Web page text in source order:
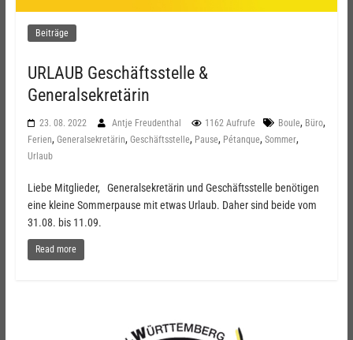
Beiträge
URLAUB Geschäftsstelle &
Generalsekretärin
23. 08. 2022 Antje Freudenthal 1162 Aufrufe Boule, Büro,
Ferien, Generalsekretärin, Geschäftsstelle, Pause, Pétanque, Sommer,
Urlaub
Liebe Mitglieder, Generalsekretärin und Geschäftsstelle benötigen
eine kleine Sommerpause mit etwas Urlaub. Daher sind beide vom
31.08. bis 11.09.
Read more